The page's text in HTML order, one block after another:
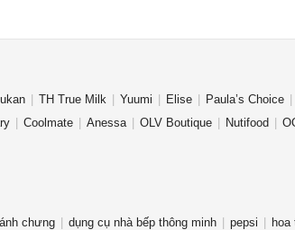
TH True Milk Yuumi Elise Paula’s Choice
Coolmate Anessa OLV Boutique Nutifood
chưng dụng cụ nhà bếp thông minh pepsi hoa